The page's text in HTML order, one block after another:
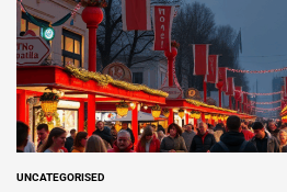
ОПУБЛИКОВАНО
UNCATEGORISED